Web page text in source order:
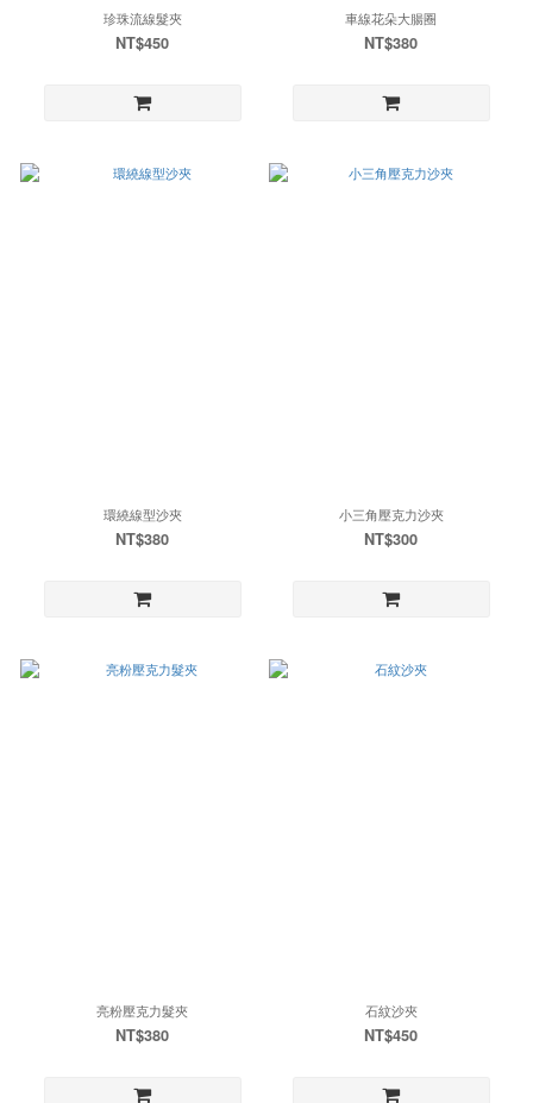
珍珠流線髮夾
NT$450
車線花朵大腸圈
NT$380
環繞線型沙夾
NT$380
小三角壓克力沙夾
NT$300
亮粉壓克力髮夾
NT$380
石紋沙夾
NT$450